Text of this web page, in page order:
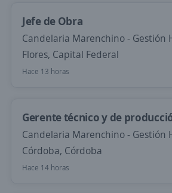
Jefe de Obra
Candelaria Marenchino - Gestión
Flores, Capital Federal
Hace 13 horas
Gerente técnico y de
Candelaria Marenchino - Gestión
Córdoba, Córdoba
Hace 14 horas